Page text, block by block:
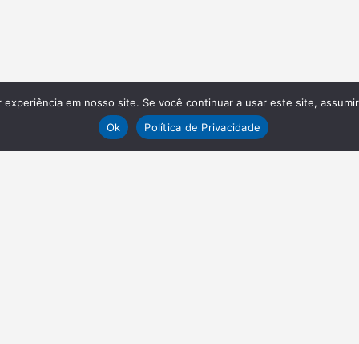
em nosso site. Se você continuar a usar este site,
Ok
Política de Privacidade